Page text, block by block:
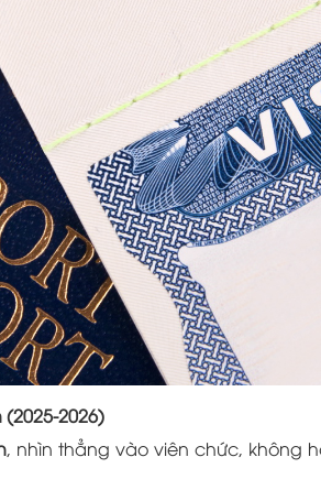
2026)
, nhìn thẳng vào viên chức, không